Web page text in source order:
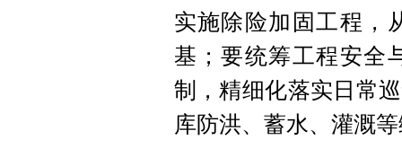
实施除险加固工程，
基；要统筹工程安全
制，精细化落实日常
库防洪、蓄水、灌溉